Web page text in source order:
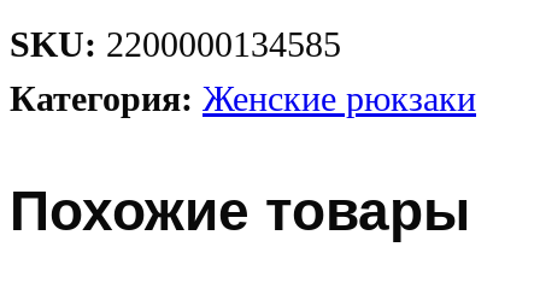
SKU: 2200000134585
Категория: Женские рюкзаки
Похожие товары